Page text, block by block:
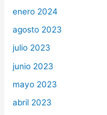
enero 2024
agosto 2023
julio 2023
junio 2023
mayo 2023
abril 2023